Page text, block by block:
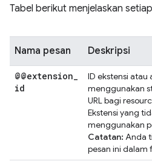
Tabel berikut menjelaskan
Nama pesan Deskripsi
@@extension_
id
ID ekstensi atau
menggunakan
URL bagi
Ekstensi yang
menggunakan
Catatan: Anda
pesan ini dalam